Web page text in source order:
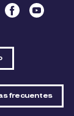
frecuentes